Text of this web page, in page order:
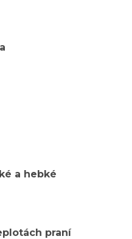
a hebké
praní